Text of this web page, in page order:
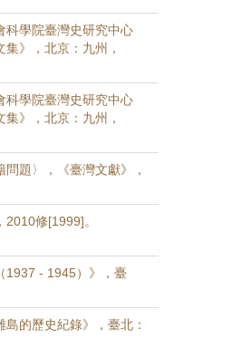
科學院臺灣史研究中心
》，北京：九州，
科學院臺灣史研究中心
》，北京：九州，
問題〉，《臺灣文獻》，
修[1999]。
1937 - 1945）》，臺
島的歷史紀錄》，臺北：